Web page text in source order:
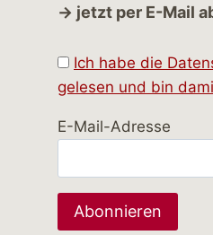
→ jetzt per E-Mail
Ich habe die
gelesen und bin
E-Mail-Adresse